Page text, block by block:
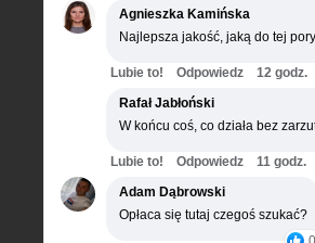
Agnieszka Kamińska
Najlepsza jakość, jaką do tej
Lubie to! Odpowiedz
12 godz.
Rafał Jabłoński
W końcu coś, co działa bez
Lubie to! Odpowiedz
11 godz.
Adam Dąbrowski
Opłaca się tutaj czegoś szukać?